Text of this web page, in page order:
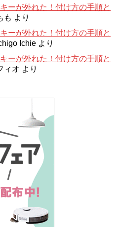
ーが外れた！付け方の手順と
も より
ーが外れた！付け方の手順と
Ichie より
ーが外れた！付け方の手順と
ィオ より